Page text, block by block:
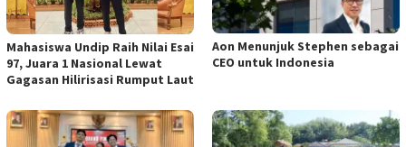
Mahasiswa Undip Raih Nilai Esai
97, Juara 1 Nasional Lewat
Gagasan Hilirisasi Rumput Laut
Aon Menunjuk Stephen sebagai
CEO untuk Indonesia